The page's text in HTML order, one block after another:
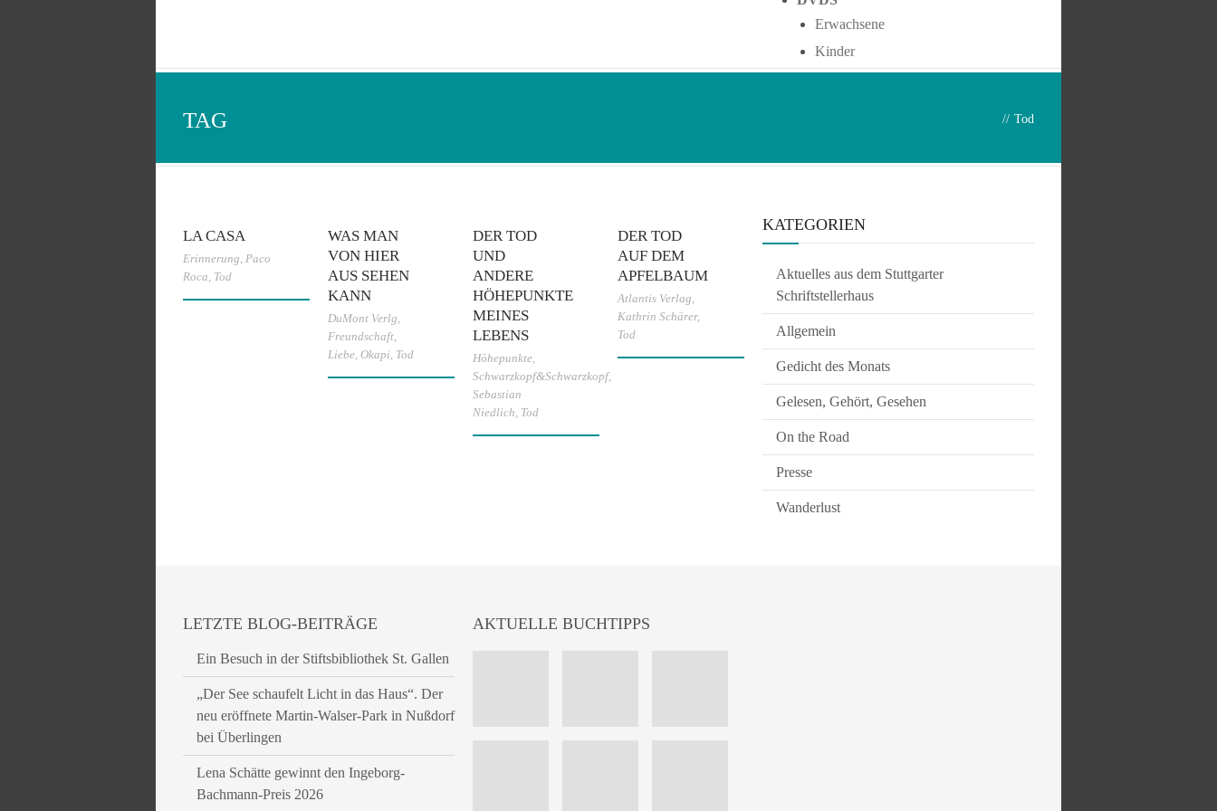
Erwachsene
Kinder
TAG // Tod
LA CASA
Erinnerung, Paco
Roca, Tod
WAS MAN
VON HIER
AUS SEHEN
KANN
DuMont Verlg,
Freundschaft,
Liebe, Okapi, Tod
DER TOD
UND
ANDERE
HÖHEPUNKTE
MEINES
LEBENS
Höhepunkte,
Schwarzkopf&Schwarzkopf,
Sebastian
Niedlich, Tod
DER TOD
AUF DEM
APFELBAUM
Atlantis Verlag,
Kathrin Schärer,
Tod
KATEGORIEN
Aktuelles aus dem Stuttgarter
Schriftstellerhaus
Allgemein
Gedicht des Monats
Gelesen, Gehört, Gesehen
On the Road
Presse
Wanderlust
LETZTE BLOG-BEITRÄGE
Ein Besuch in der Stiftsbibliothek St. Gallen
„Der See schaufelt Licht in das Haus“. Der
neu eröffnete Martin-Walser-Park in Nußdorf
bei Überlingen
Lena Schätte gewinnt den Ingeborg-
Bachmann-Preis 2026
AKTUELLE BUCHTIPPS